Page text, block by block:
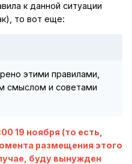
к данной ситуации
то вот еще:
этими правилами,
смыслом и советами
19 ноября (то есть,
размещения этого
буду вынужден